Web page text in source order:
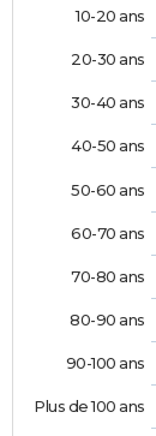
10-20 ans
20-30 ans
30-40 ans
40-50 ans
50-60 ans
60-70 ans
70-80 ans
80-90 ans
90-100 ans
Plus de 100 ans